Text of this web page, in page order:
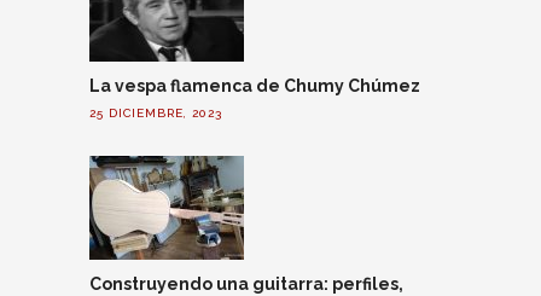
La vespa flamenca de Chumy Chúmez
25 DICIEMBRE, 2023
Construyendo una guitarra: perfiles,